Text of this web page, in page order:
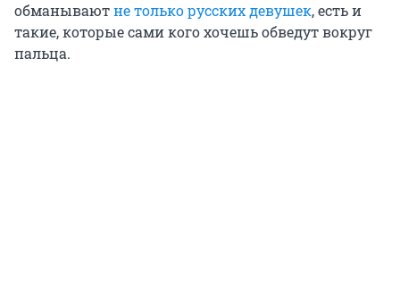
обманываютне только русских девушек, есть и
такие, которые сами кого хочешь обведут вокруг
пальца.